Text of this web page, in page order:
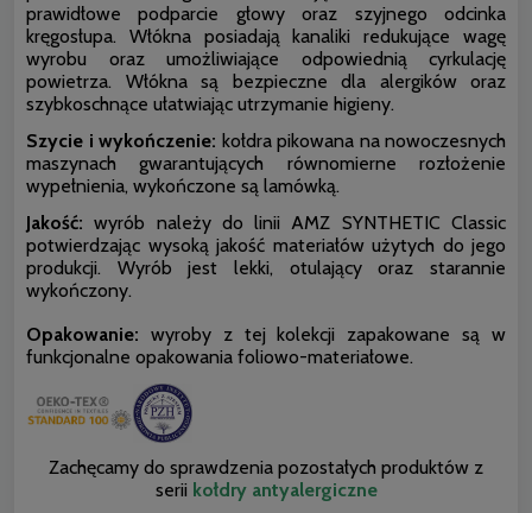
prawidłowe podparcie głowy oraz szyjnego odcinka
kręgosłupa. Włókna posiadają kanaliki redukujące wagę
wyrobu oraz umożliwiające odpowiednią cyrkulację
powietrza. Włókna są bezpieczne dla alergików oraz
szybkoschnące ułatwiając utrzymanie higieny.
Szycie i wykończenie: kołdra pikowana na nowoczesnych
maszynach gwarantujących równomierne rozłożenie
wypełnienia, wykończone są lamówką.
Jakość: wyrób należy do linii AMZ SYNTHETIC Classic
potwierdzając wysoką jakość materiałów użytych do jego
produkcji. Wyrób jest lekki, otulający oraz starannie
wykończony.
Opakowanie: wyroby z tej kolekcji zapakowane są w
funkcjonalne opakowania foliowo-materiałowe.
Zachęcamy do sprawdzenia pozostałych produktów z
serii kołdry antyalergiczne